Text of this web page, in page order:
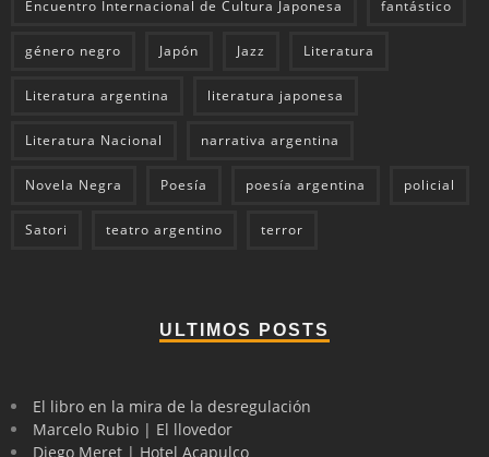
Encuentro Internacional de Cultura Japonesa fantástico
género negro Japón Jazz Literatura
Literatura argentina literatura japonesa
Literatura Nacional narrativa argentina
Novela Negra Poesía poesía argentina policial
Satori teatro argentino terror
ULTIMOS POSTS
El libro en la mira de la desregulación
Marcelo Rubio | El llovedor
Diego Meret | Hotel Acapulco